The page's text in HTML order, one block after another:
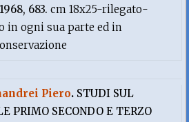
683.cm 18x25-rilegato-
in ogni sua parte ed in
Piero. STUDI SUL
PRIMO SECONDO E TERZO